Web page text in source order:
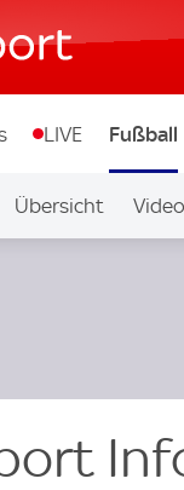
LIVE Fußball
Übersicht